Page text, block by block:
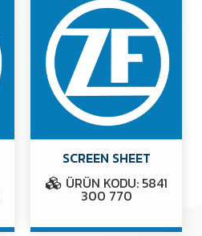
SCREEN SHEET
ÜRÜN KODU: 5841
300 770